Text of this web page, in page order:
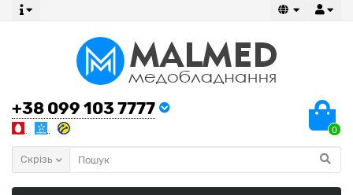
+38 099 103 7777
0
Скрізь